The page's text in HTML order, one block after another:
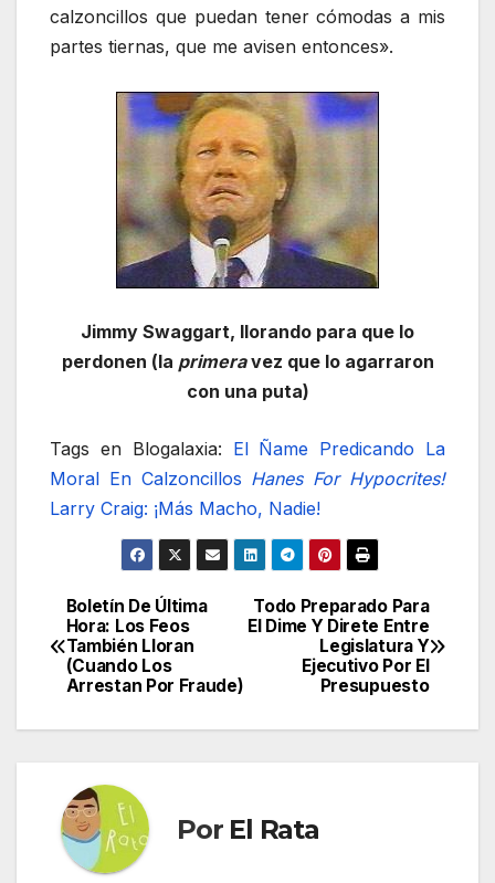
calzoncillos que puedan tener cómodas a mis
partes tiernas, que me avisen entonces».
Jimmy Swaggart, llorando para que lo
perdonen (la primeravez que lo agarraron
con una puta)
Tags en Blogalaxia: El Ñame Predicando La
Moral En Calzoncillos Hanes For Hypocrites!
Larry Craig: ¡Más Macho, Nadie!
Navegación
de
Todo Preparado Para
El Dime Y Direte Entre
Legislatura Y
Ejecutivo Por El
Presupuesto
Boletín De Última
Hora: Los Feos
También Lloran
(Cuando Los
Arrestan Por Fraude)
Por El Rata